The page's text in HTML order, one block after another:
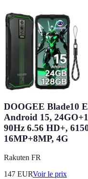
DOOGEE Blade10
Android 15,
90Hz 6.56 HD+,
16MP+8MP, 4G
Rakuten FR
147 EURVoir le prix